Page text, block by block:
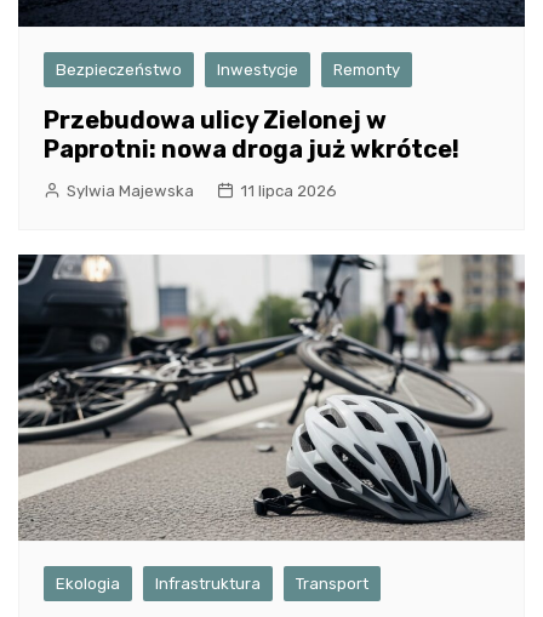
Bezpieczeństwo Inwestycje Remonty
Przebudowa ulicy Zielonej w
Paprotni: nowa droga już wkrótce!
Sylwia Majewska 11 lipca 2026
Ekologia Infrastruktura Transport